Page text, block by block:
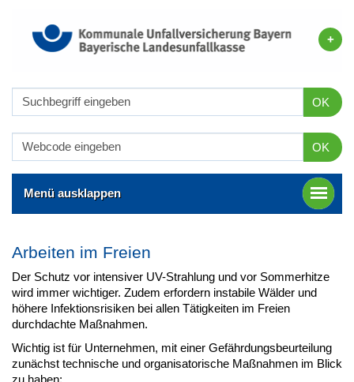
OK
OK
Menü ausklappen
Arbeiten im Freien
Der Schutz vor intensiver UV-Strahlung und vor Sommerhitze
wird immer wichtiger. Zudem erfordern instabile Wälder und
höhere Infektionsrisiken bei allen Tätigkeiten im Freien
durchdachte Maßnahmen.
Wichtig ist für Unternehmen, mit einer Gefährdungsbeurteilung
zunächst technische und organisatorische Maßnahmen im Blick
zu haben: